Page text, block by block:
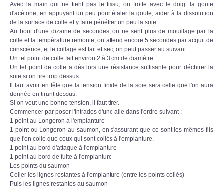
Avec la main qui ne tient pas le tissu, on frotte avec le doigt la goute
d'acétone, en appuyant un peu pour étaler la goute, aider à la dissolution
de la surface de colle et y faire pénétrer un peu la soie.
Au bout d'une dizaine de secondes, on ne sent plus de mouillage par la
colle et la température remonte, on attend encore 5 secondes par acquit de
conscience, et le collage est fait et sec, on peut passer au suivant.
Un tel point de colle fait environ 2 à 3 cm de diamètre
Un tel point de colle a dès lors une résistance suffisante pour déchirer la
soie si on tire trop dessus.
Il faut avoir en tête que la tension finale de la soie sera celle que l'on aura
donnée en tirant dessus.
Si on veut une bonne tension, il faut tirer.
Commencer par poser l'intrados d'une aile dans l'ordre suivant :
1 point au Longeron à l'emplanture
1 point ou Longeron au saumon, en s'assurant que ce sont les mêmes fils
que l'on colle que ceux qui sont collés à l'emplanture.
1 point au bord d'attaque à l'emplanture
1 point au bord de fuite à l'emplanture
Les points du saumon
Coller les lignes restantes à l'emplanture (entre les points collés)
Puis les lignes restantes au saumon